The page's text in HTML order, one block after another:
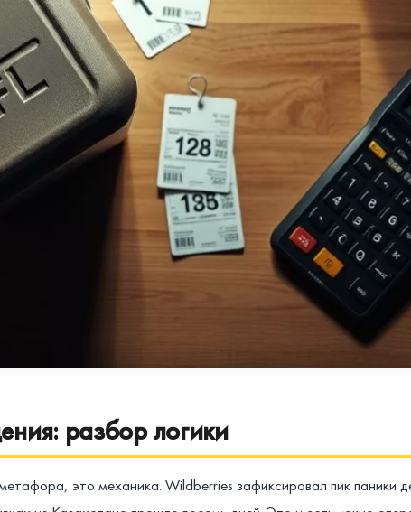
разбор логики
это механика. Wildberries зафиксировал пик паники